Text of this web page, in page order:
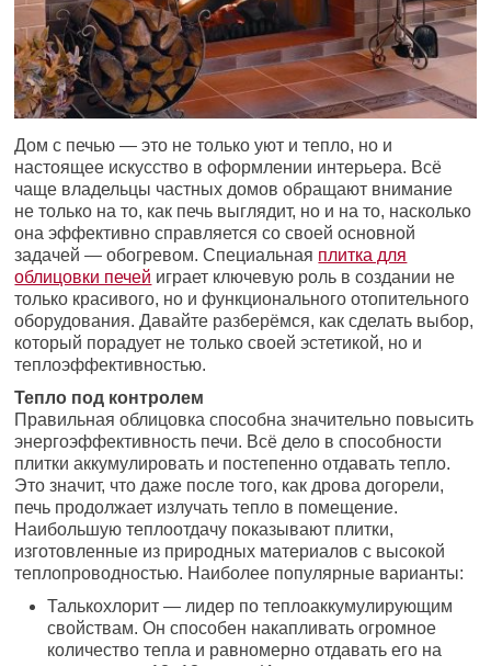
Дом с печью — это не только уют и тепло, но и
настоящее искусство в оформлении интерьера. Всё
чаще владельцы частных домов обращают внимание
не только на то, как печь выглядит, но и на то, насколько
она эффективно справляется со своей основной
задачей — обогревом. Специальная плитка для
облицовки печей играет ключевую роль в создании не
только красивого, но и функционального отопительного
оборудования. Давайте разберёмся, как сделать выбор,
который порадует не только своей эстетикой, но и
теплоэффективностью.
Тепло под контролем
Правильная облицовка способна значительно повысить
энергоэффективность печи. Всё дело в способности
плитки аккумулировать и постепенно отдавать тепло.
Это значит, что даже после того, как дрова догорели,
печь продолжает излучать тепло в помещение.
Наибольшую теплоотдачу показывают плитки,
изготовленные из природных материалов с высокой
теплопроводностью. Наиболее популярные варианты:
Талькохлорит — лидер по теплоаккумулирующим
свойствам. Он способен накапливать огромное
количество тепла и равномерно отдавать его на